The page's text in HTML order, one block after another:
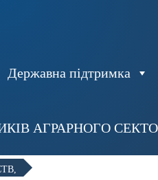
Державна підтримка
АГРАРНОГО